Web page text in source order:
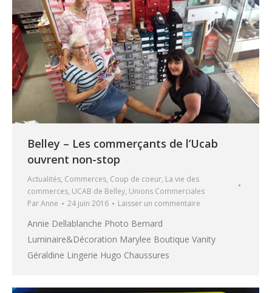
Belley – Les commerçants de l’Ucab
ouvrent non-stop
Actualités, Commerces, Coup de coeur, La vie des
commerces, UCAB de Belley, Unions Commerciales
ParAnne 24 juin 2016 Laisser un commentaire
Annie Dellablanche Photo Bernard
Luminaire&Décoration Marylee Boutique Vanity
Géraldine Lingerie Hugo Chaussures